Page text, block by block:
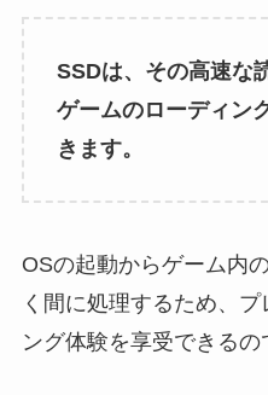
SSDは、その高速な
ゲームのローディン
きます。
OSの起動からゲーム内
く間に処理するため、
ング体験を享受できるの